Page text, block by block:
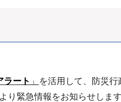
ラート 」 を活用して、防災
緊急情報をお知らせします